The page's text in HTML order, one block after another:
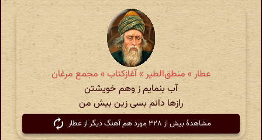
عطار » منطق‌الطیر » آغازکتاب » مجمع مرغان
آب بنمایم ز وهم خویشتن
رازها دانم بسی زین بیش من
مشاهدهٔ بیش از ۳۲۸ مورد هم آهنگ دیگر از عطار